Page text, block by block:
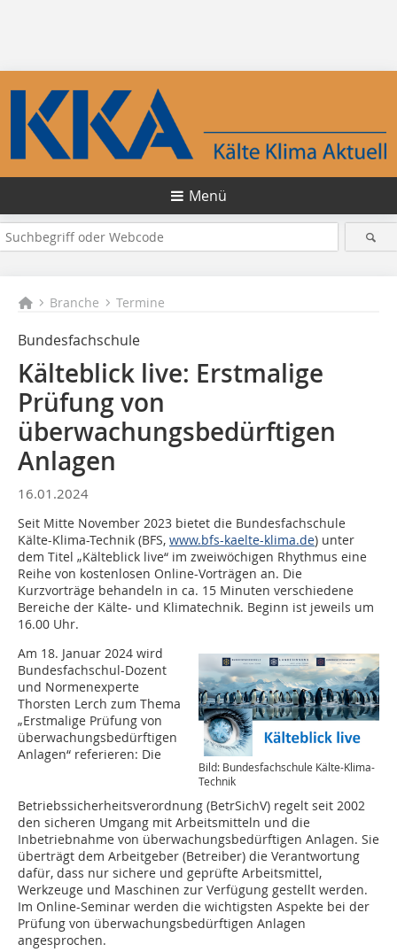
Menü
Branche Termine
Bundesfachschule
Kälteblick live: Erstmalige
Prüfung von
überwachungsbedürftigen
Anlagen
16.01.2024
Seit Mitte November 2023 bietet die Bundesfachschule
Kälte-Klima-Technik (BFS, www.bfs-kaelte-klima.de) unter
dem Titel „Kälteblick live“ im zweiwöchigen Rhythmus eine
Reihe von kostenlosen Online-Vorträgen an. Die
Kurzvorträge behandeln in ca. 15 Minuten verschiedene
Bereiche der Kälte- und Klimatechnik. Beginn ist jeweils um
16.00 Uhr.
Bild: Bundesfachschule Kälte-Klima-
Technik
Am 18. Januar 2024 wird
Bundesfachschul-Dozent
und Normenexperte
Thorsten Lerch zum Thema
„Erstmalige Prüfung von
überwachungsbedürftigen
Anlagen“ referieren: Die
Betriebssicherheitsverordnung (BetrSichV) regelt seit 2002
den sicheren Umgang mit Arbeitsmitteln und die
Inbetriebnahme von überwachungsbedürftigen Anlagen. Sie
überträgt dem Arbeitgeber (Betreiber) die Verantwortung
dafür, dass nur sichere und geprüfte Arbeitsmittel,
Werkzeuge und Maschinen zur Verfügung gestellt werden.
Im Online-Seminar werden die wichtigsten Aspekte bei der
Prüfung von überwachungsbedürftigen Anlagen
angesprochen.